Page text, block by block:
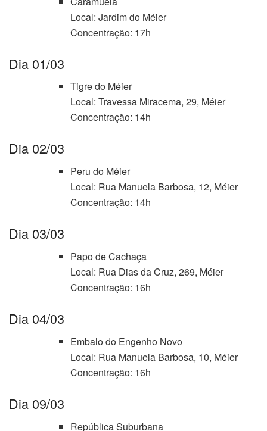
Local: Jardim do Méier
Concentração: 17h
Dia 01/03
Tigre do Méier
Local: Travessa Miracema, 29, Méier
Concentração: 14h
Dia 02/03
Peru do Méier
Local: Rua Manuela Barbosa, 12, Méier
Concentração: 14h
Dia 03/03
Papo de Cachaça
Local: Rua Dias da Cruz, 269, Méier
Concentração: 16h
Dia 04/03
Embalo do Engenho Novo
Local: Rua Manuela Barbosa, 10, Méier
Concentração: 16h
Dia 09/03
República Suburbana